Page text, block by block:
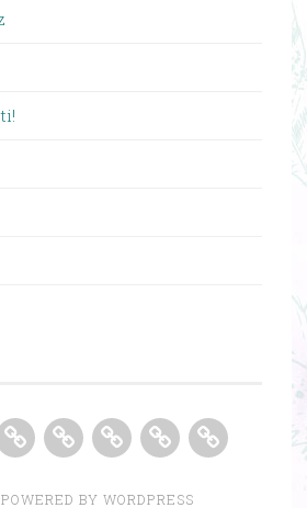
MASTERCLASS
GRATUITA
GRACIAS
MASTERCLASS
MENTORING
GRUPAL
REPLAY
ONLINE
BY WORDPRESS